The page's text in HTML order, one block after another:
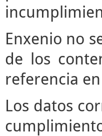
Enxenio no
de los
referencia
Los datos